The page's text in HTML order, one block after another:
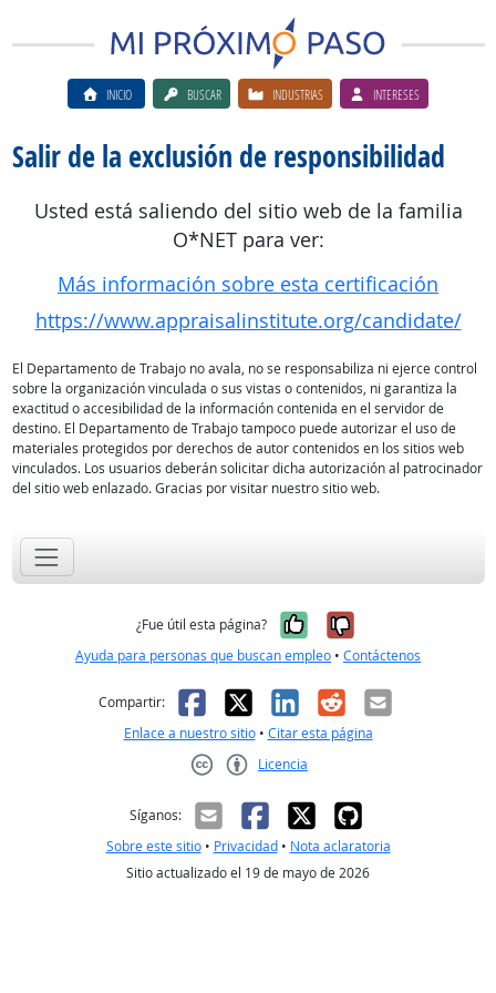
INICIO BUSCAR INDUSTRIAS INTERESES
Salir de la exclusión de responsibilidad
Usted está saliendo del sitio web de la familia
O*NET para ver:
Más información sobre esta certificación
https://www.appraisalinstitute.org/candidate/
El Departamento de Trabajo no avala, no se responsabiliza ni ejerce control
sobre la organización vinculada o sus vistas o contenidos, ni garantiza la
exactitud o accesibilidad de la información contenida en el servidor de
destino. El Departamento de Trabajo tampoco puede autorizar el uso de
materiales protegidos por derechos de autor contenidos en los sitios web
vinculados. Los usuarios deberán solicitar dicha autorización al patrocinador
del sitio web enlazado. Gracias por visitar nuestro sitio web.
¿Fue útil esta página? Sí, fue útil
No, no fue
Ayuda para personas que buscan empleo • Contáctenos
Compartir: Facebook
X LinkedIn
RedditCorreo
Enlace a nuestro sitio• Citar esta página
Licencia
Síganos:
Sobre este sitio• Privacidad• Nota aclaratoria
Sitio actualizado el 19 de mayo de 2026